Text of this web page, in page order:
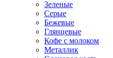
Зеленые
Серые
Бежевые
Глянцевые
Кофе с молоком
Металлик